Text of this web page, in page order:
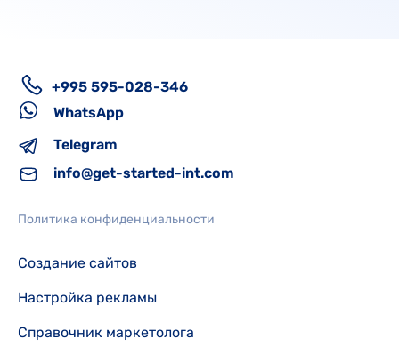
Создание сайтов
Настройка рекламы
Справочник маркетолога
+995 595-028-346
WhatsApp
Telegram
info@get-started-int.com
Политика конфиденциальности